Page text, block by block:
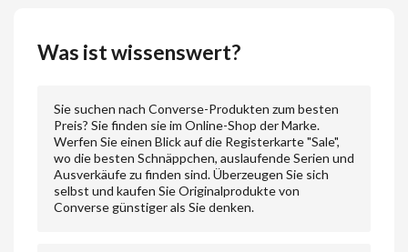
Was ist wissenswert?
Sie suchen nach Converse-Produkten zum besten
Preis? Sie finden sie im Online-Shop der Marke.
Werfen Sie einen Blick auf die Registerkarte "Sale",
wo die besten Schnäppchen, auslaufende Serien und
Ausverkäufe zu finden sind. Überzeugen Sie sich
selbst und kaufen Sie Originalprodukte von
Converse günstiger als Sie denken.